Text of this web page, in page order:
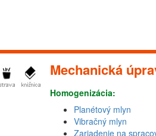
Mechanická
Homogenizácia:
Planétový mlyn
Vibračný mlyn
Zariadenie na